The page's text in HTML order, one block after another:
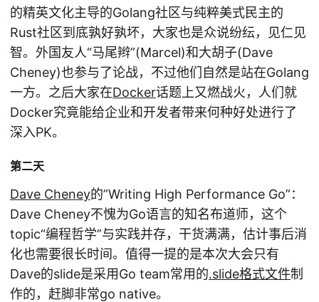
的精英文化主导的Golang社区与纯粹美式民主的
Rust社区到底孰好孰坏，大家也是众说纷纭，见仁见
智。外国友人“马尾辫”(Marcel)和大胡子(Dave
Cheney)也参与了论战，不过他们自然是站在Golang
一方。之后大家在Docker话题上又燃战火，人们就
Docker究竟能给企业和开发者带来何种好处进行了
深入PK。
第二天
Dave Cheney的”Writing High Performance Go”：
Dave Cheney不愧为Go语言的知名布道师，这个
topic“编程哲学”与实践并存，干货满满，估计事后消
化也需要很长时间。值得一提的是本次大会只有
Dave的slide是采用Go team常用的.slide格式文件制
作的，赶脚非常go native。